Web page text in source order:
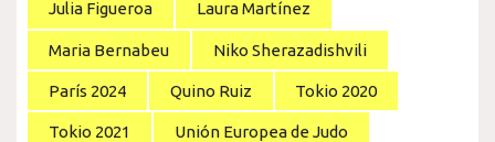
Julia Figueroa Laura Martínez
Maria Bernabeu Niko Sherazadishvili
París 2024 Quino Ruiz Tokio 2020
Tokio 2021 Unión Europea de Judo